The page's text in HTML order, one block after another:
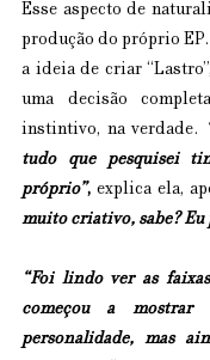
Esse aspecto de
produção do próprio
a ideia de criar
uma decisão
instintivo, na verdade.
tudo que pesquisei
próprio”, explica ela,
muito criativo, sabe? Eu
“Foi lindo ver as
começou a mostrar
personalidade, mas